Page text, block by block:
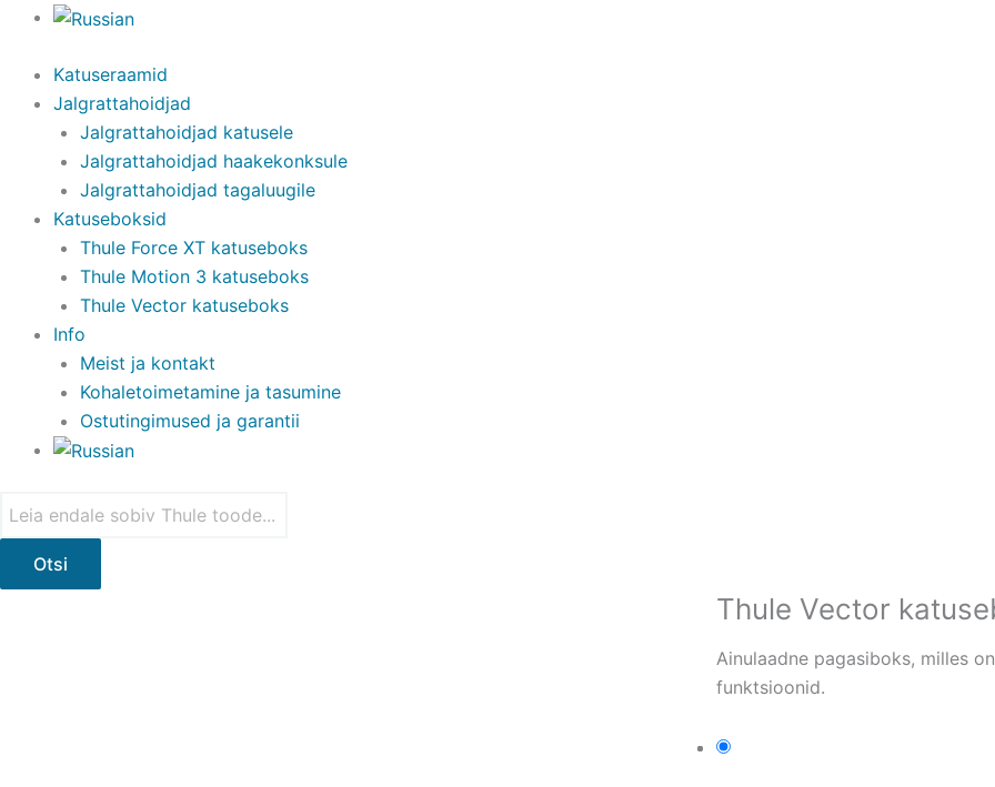
Katuseraamid
Jalgrattahoidjad
Jalgrattahoidjad katusele
Jalgrattahoidjad haakekonksule
Jalgrattahoidjad tagaluugile
Katuseboksid
Thule Force XT katuseboks
Thule Motion 3 katuseboks
Thule Vector katuseboks
Info
Meist ja kontakt
Kohaletoimetamine ja tasumine
Ostutingimused ja garantii
Products
search
Otsi
Thule Vector
Ainulaadne pagasiboks, milles
funktsioonid.
Thule
Vector
katuseboks
kogus